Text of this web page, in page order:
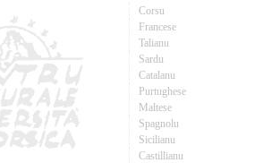
Corsu
Francese
Talianu
Sardu
Catalanu
Purtughese
Maltese
Spagnolu
Sicilianu
Castillianu